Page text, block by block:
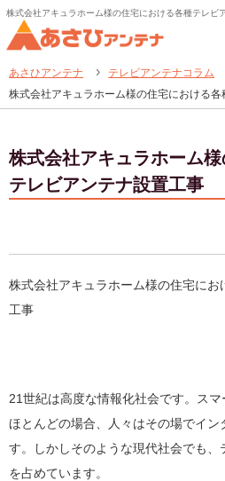
株式会社アキュラホーム様の住宅における各種テレビ
あさひアンテナ
テレビアンテナコラム
株式会社アキュラホーム様の住宅における
株式会社アキュラホーム
テレビアンテナ設置工事
株式会社アキュラホーム様の住宅に
工事
21世紀は高度な情報化社会です。スマ
ほとんどの場合、人々はその場でイン
す。しかしそのような現代社会でも
を占めています。